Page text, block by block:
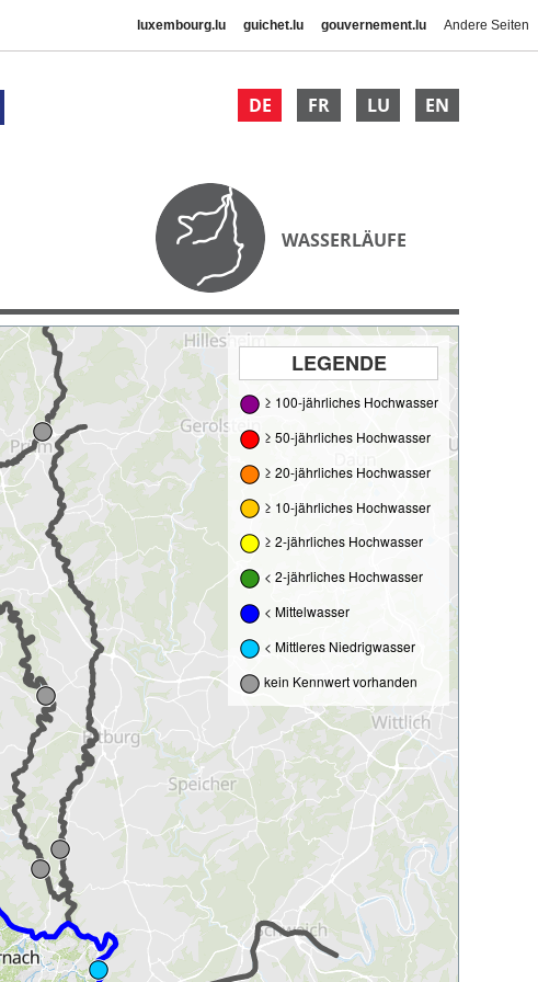
luxembourg.lu guichet.lu gouvernement.lu Andere Seiten
DE FR LU EN
WASSERLÄUFE
LEGENDE
≥ 100-jährliches Hochwasser
≥ 50-jährliches Hochwasser
≥ 20-jährliches Hochwasser
≥ 10-jährliches Hochwasser
≥ 2-jährliches Hochwasser
< 2-jährliches Hochwasser
< Mittelwasser
< Mittleres Niedrigwasser
kein Kennwert vorhanden